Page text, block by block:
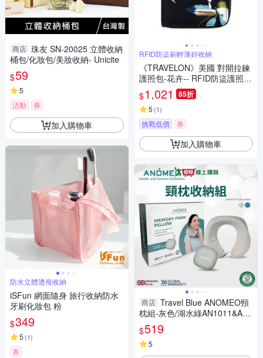
商店 珠友 SN-20025 立體收納
桶包/化妝包/美妝收納- Unicite
$59
5
活動
券
加入購物車
防水立體透視收納
iSFun 網面隨身 旅行收納防水
牙刷化妝包 粉
$349
5 (1)
券
RFID防盜刷輕薄好收納
《TRAVELON》美國 對開拉鍊
護照包-花卉-- RFID防盜護照包
護照保護套
$1,021 85折
5 (1)
挑戰低價 券
加入購物車
商店 Travel Blue ANOMEO頸
枕組-灰色/湖水綠AN1011&AN1
012 旅行 頸枕【愛買】
$519
5